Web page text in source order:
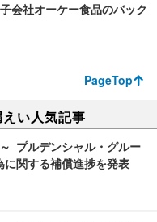
会社オーケー食品のバック
PageTop
い人気記事
プルデンシャル・グルー
に関する補償進捗を発表